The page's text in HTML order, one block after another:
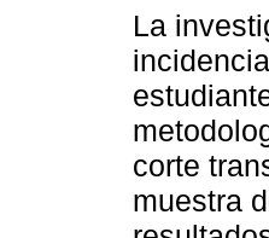
La
corte
muestra